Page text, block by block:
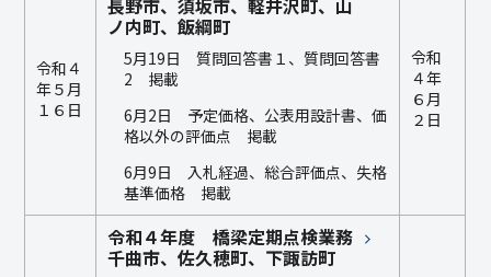
令和４
年５月
１６日
長野市、須坂市、軽井沢町、山
ノ内町、飯綱町
5月19日 質問回答書１、質問回答書
2 掲載
6月2日 予定価格、公表用設計書、価
格以外の評価点 掲載
6月9日 入札経過、総合評価点、失格
基準価格 掲載
令和
４年
６月
２日
令和４年度 橋梁定期点検業務
千曲市、佐久穂町、下諏訪町